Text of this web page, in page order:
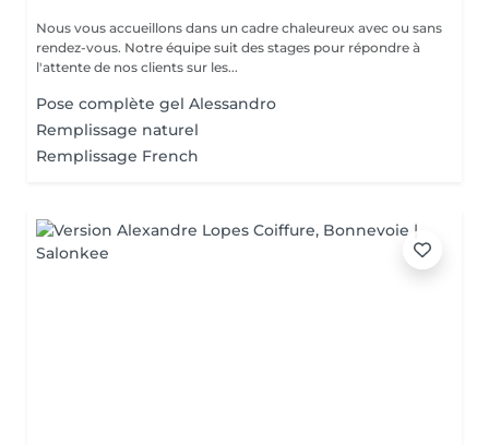
Nous vous accueillons dans un cadre chaleureux avec ou sans
rendez-vous. Notre équipe suit des stages pour répondre à
l'attente de nos clients sur les...
Pose complète gel Alessandro
Remplissage naturel
Remplissage French